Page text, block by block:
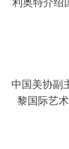
利奥特介绍
中国美协副
黎国际艺